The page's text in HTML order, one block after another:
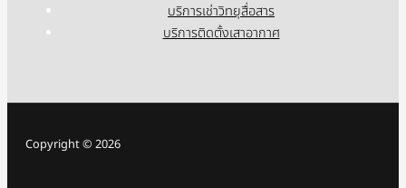
บริการเช่าวิทยุสื่อสาร
บริการติดตั้งเสาอากาศ
Copyright © 2026